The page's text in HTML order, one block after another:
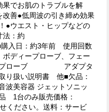
でお肌のトラブルを解
善●低周波の引き締め効果
●ウエスト・ヒップなどの
法：約
購入日：約3年前 使用回数
ディープローブ、フェー
ルプローブ アダプタ
り扱い説明書 他■欠品：
波美容器 ジェットソニッ
1台のみ販売価格：
ください。送料：サービ